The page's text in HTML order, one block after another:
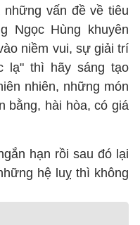
vấn đề về tiêu
Ngọc Hùng khuyên
niềm vui, sự giải trí
lạ" thì hãy sáng tạo
nhiên, những món
bằng, hài hòa, có giá
hạn rồi sau đó lại
hệ luỵ thì không